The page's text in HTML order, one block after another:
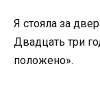
Я стояла за
Двадцать три
положено».